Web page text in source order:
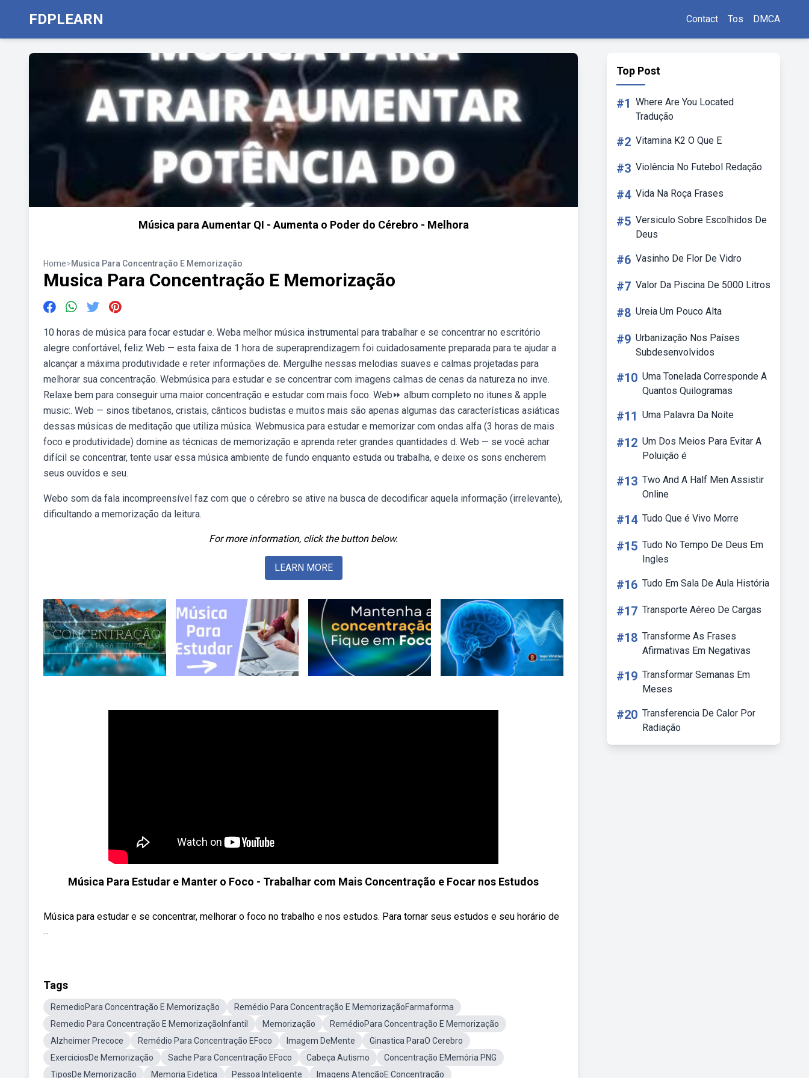
FDPLEARN Contact Tos DMCA
Música para Aumentar QI - Aumenta o Poder do Cérebro - Melhora
Home>Musica Para Concentração E Memorização
Musica Para Concentração E Memorização
10 horas de música para focar estudar e. Weba melhor música instrumental para trabalhar e se concentrar no escritório
alegre confortável, feliz Web — esta faixa de 1 hora de superaprendizagem foi cuidadosamente preparada para te ajudar a
alcançar a máxima produtividade e reter informações de. Mergulhe nessas melodias suaves e calmas projetadas para
melhorar sua concentração. Webmúsica para estudar e se concentrar com imagens calmas de cenas da natureza no inve.
Relaxe bem para conseguir uma maior concentração e estudar com mais foco. Web⏩ album completo no itunes & apple
music:. Web — sinos tibetanos, cristais, cânticos budistas e muitos mais são apenas algumas das características asiáticas
dessas músicas de meditação que utiliza música. Webmusica para estudar e memorizar com ondas alfa (3 horas de mais
foco e produtividade) domine as técnicas de memorização e aprenda reter grandes quantidades d. Web — se você achar
difícil se concentrar, tente usar essa música ambiente de fundo enquanto estuda ou trabalha, e deixe os sons encherem
seus ouvidos e seu.
Webo som da fala incompreensível faz com que o cérebro se ative na busca de decodificar aquela informação (irrelevante),
dificultando a memorização da leitura.
For more information, click the button below.
LEARN MORE
Música Para Estudar e Manter o Foco - Trabalhar com Mais Concentração e Focar nos Estudos
Música para estudar e se concentrar, melhorar o foco no trabalho e nos estudos. Para tornar seus estudos e seu horário de
...
Tags
RemedioPara Concentração E Memorização
Remédio Para Concentração E MemorizaçãoFarmaforma
Remedio Para Concentração E MemorizaçãoInfantil
Memorização
RemédioPara Concentração E Memorização
Alzheimer Precoce
Remédio Para Concentração EFoco Imagem DeMente
Ginastica ParaO Cerebro
ExerciciosDe Memorização
Sache Para Concentração EFoco Cabeça Autismo
Concentração EMemória PNG
TiposDe Memorização
Memoria Eidetica Pessoa Inteligente
Imagens AtençãoE Concentração
Top Post
#1 Where Are You Located
Tradução
#2 Vitamina K2 O Que E
#3 Violência No Futebol Redação
#4 Vida Na Roça Frases
#5 Versiculo Sobre Escolhidos De
Deus
#6 Vasinho De Flor De Vidro
#7 Valor Da Piscina De 5000 Litros
#8 Ureia Um Pouco Alta
#9 Urbanização Nos Países
Subdesenvolvidos
#10 Uma Tonelada Corresponde A
Quantos Quilogramas
#11 Uma Palavra Da Noite
#12 Um Dos Meios Para Evitar A
Poluição é
#13 Two And A Half Men Assistir
Online
#14 Tudo Que é Vivo Morre
#15 Tudo No Tempo De Deus Em
Ingles
#16 Tudo Em Sala De Aula História
#17 Transporte Aéreo De Cargas
#18 Transforme As Frases
Afirmativas Em Negativas
#19 Transformar Semanas Em
Meses
#20 Transferencia De Calor Por
Radiação